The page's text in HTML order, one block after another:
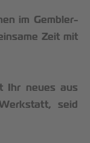
im Gembler-
Zeit mit
Ihr neues aus
seid